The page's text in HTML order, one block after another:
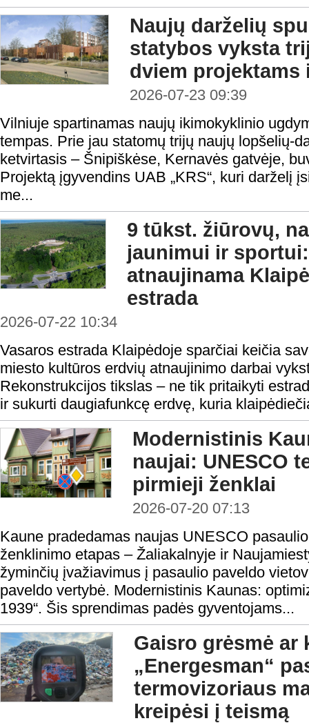
Naujų darželių
statybos vyksta
dviem projektams
2026-07-23 09:39
Vilniuje spartinamas naujų ikimokyklinio
tempas. Prie jau statomų trijų naujų lopšelių-
ketvirtasis – Šnipiškėse, Kernavės gatvėje,
Projektą įgyvendins UAB „KRS“, kuri darželį
me...
9 tūkst. žiūrovų,
jaunimui ir
atnaujinama
estrada
2026-07-22 10:34
Vasaros estrada Klaipėdoje sparčiai keičia
miesto kultūros erdvių atnaujinimo darbai
Rekonstrukcijos tikslas – ne tik pritaikyti
ir sukurti daugiafunkcę erdvę, kuria
Modernistinis
naujai: UNESCO
pirmieji ženklai
2026-07-20 07:13
Kaune pradedamas naujas UNESCO
ženklinimo etapas – Žaliakalnyje ir
žyminčių įvažiavimus į pasaulio paveldo
paveldo vertybė. Modernistinis Kaunas:
1939“. Šis sprendimas padės gyventojams...
Gaisro grėsmė
„Energesman“
termovizoriaus
kreipėsi į teismą